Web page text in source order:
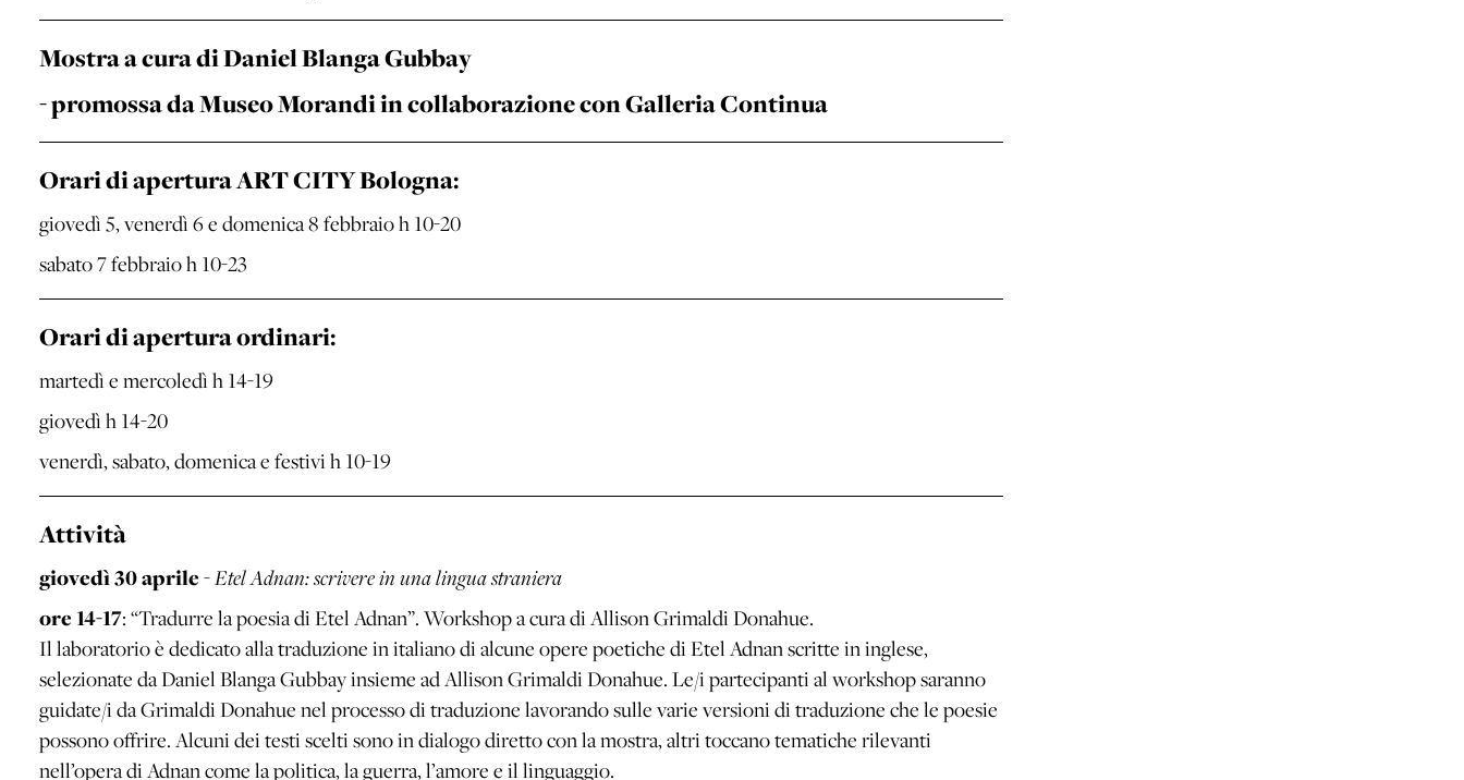
Mostra a cura di Daniel Blanga Gubbay
- promossa da Museo Morandi in collaborazione con Galleria Continua
Orari di apertura ART CITY Bologna:
giovedì 5, venerdì 6 e domenica 8 febbraio h 10-20
sabato 7 febbraio h 10-23
Orari di apertura ordinari:
martedì e mercoledì h 14-19
giovedì h 14-20
venerdì, sabato, domenica e festivi h 10-19
Attività
giovedì 30 aprile -Etel Adnan: scrivere in una lingua straniera
ore 14-17: “Tradurre la poesia di Etel Adnan”. Workshop a cura di Allison Grimaldi Donahue.
Il laboratorio è dedicato alla traduzione in italiano di alcune opere poetiche di Etel Adnan scritte in inglese,
selezionate da Daniel Blanga Gubbay insieme ad Allison Grimaldi Donahue. Le/i partecipanti al workshop saranno
guidate/i da Grimaldi Donahue nel processo di traduzione lavorando sulle varie versioni di traduzione che le poesie
possono offrire. Alcuni dei testi scelti sono in dialogo diretto con la mostra, altri toccano tematiche rilevanti
nell’opera di Adnan come la politica, la guerra, l’amore e il linguaggio.